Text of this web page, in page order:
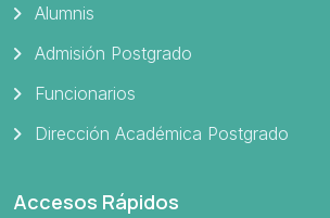
Alumnis
Admisión Postgrado
Funcionarios
Dirección Académica Postgrado
Accesos Rápidos